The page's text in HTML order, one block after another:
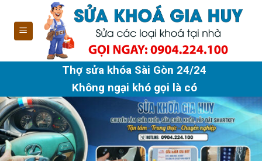
content
Thợ sửa khóa Sài Gòn 24/24
Không ngại khó gọi là có